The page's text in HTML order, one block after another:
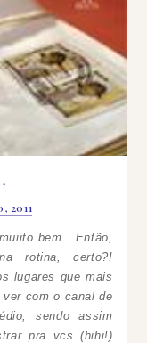
2011
bem . Então,
rotina, certo?!
lugares que mais
com o canal de
sendo assim
pra vcs (hihi!)